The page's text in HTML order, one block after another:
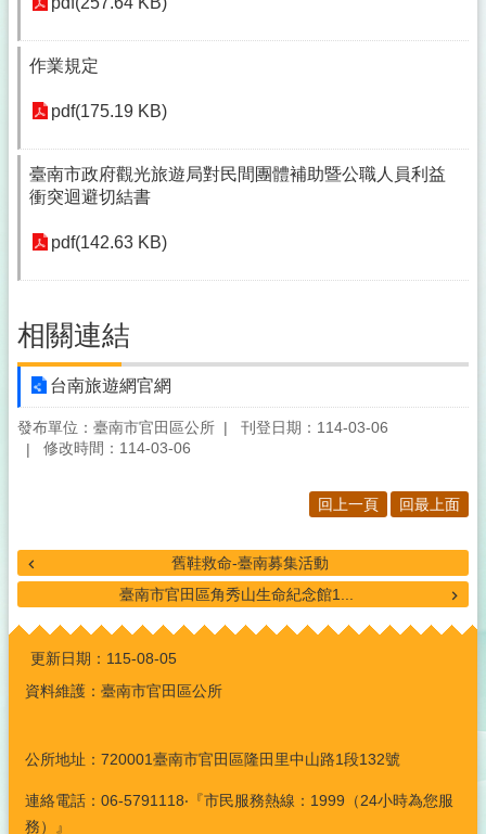
作業規定
pdf(175.19 KB)
臺南市政府觀光旅遊局對民間團體補助暨公職人員利益
衝突迴避切結書
pdf(142.63 KB)
相關連結
台南旅遊網官網
發布單位：臺南市官田區公所
刊登日期：114-03-06
修改時間：114-03-06
回上一頁 回最上面
舊鞋救命-臺南募集活動
臺南市官田區角秀山生命紀念館1...
:::
更新日期： 115-08-05
資料維護：臺南市官田區公所
公所地址：720001臺南市官田區隆田里中山路1段132號
連絡電話：06-5791118‧『市民服務熱線：1999（24小時為您服
務）』